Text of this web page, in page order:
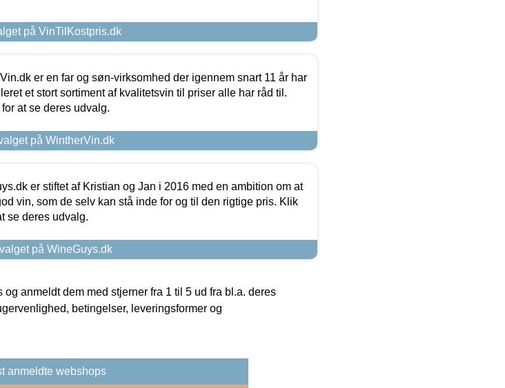
på VinTilKostpris.dk
er en far og søn-virksomhed der igennem snart 11 år har
et stort sortiment af kvalitetsvin til priser alle har råd til.
at se deres udvalg.
på WintherVin.dk
er stiftet af Kristian og Jan i 2016 med en ambition om at
vin, som de selv kan stå inde for og til den rigtige pris. Klik
se deres udvalg.
på WineGuys.dk
anmeldt dem med stjerner fra 1 til 5 ud fra bl.a. deres
betingelser, leveringsformer og
anmeldte webshops